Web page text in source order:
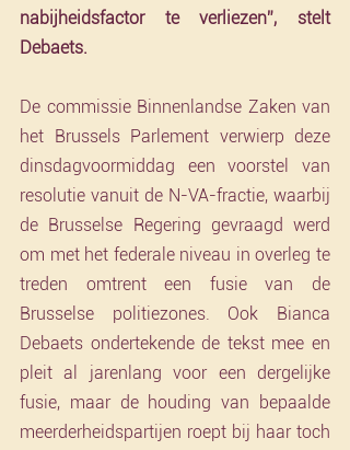
nabijheidsfactor te verliezen”, stelt
Debaets.
De commissie Binnenlandse Zaken van
het Brussels Parlement verwierp deze
dinsdagvoormiddag een voorstel van
resolutie vanuit de N-VA-fractie, waarbij
de Brusselse Regering gevraagd werd
om met het federale niveau in overleg te
treden omtrent een fusie van de
Brusselse politiezones. Ook Bianca
Debaets ondertekende de tekst mee en
pleit al jarenlang voor een dergelijke
fusie, maar de houding van bepaalde
meerderheidspartijen roept bij haar toch